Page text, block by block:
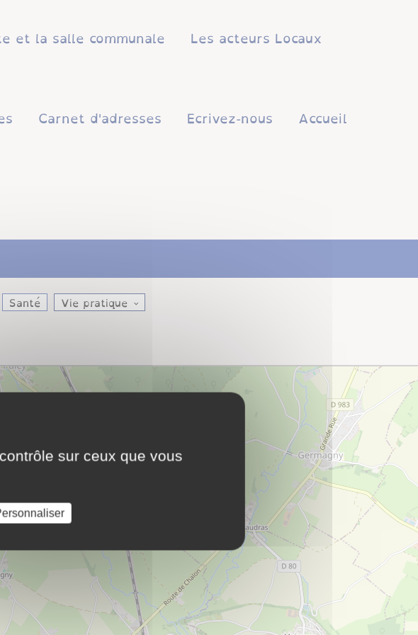
et la salle communale Les acteurs Locaux
Carnet d'adresses Ecrivez-nous Accueil
Santé vie pratique
sur ceux que vous